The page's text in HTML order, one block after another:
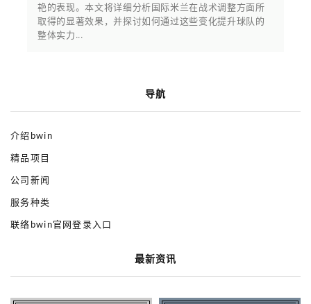
艳的表现。本文将详细分析国际米兰在战术调整方面所
取得的显著效果，并探讨如何通过这些变化提升球队的
整体实力...
导航
介绍bwin
精品项目
公司新闻
服务种类
联络bwin官网登录入口
最新资讯